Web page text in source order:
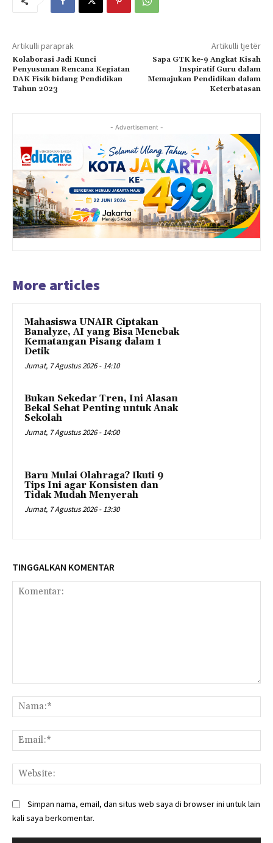
Artikulli paraprak
Kolaborasi Jadi Kunci
Penyusunan Rencana Kegiatan
DAK Fisik bidang Pendidikan
Tahun 2023
Artikulli tjetër
Sapa GTK ke-9 Angkat Kisah
Inspiratif Guru dalam
Memajukan Pendidikan dalam
Keterbatasan
- Advertisement -
More articles
Mahasiswa UNAIR Ciptakan
Banalyze, AI yang Bisa Menebak
Kematangan Pisang dalam 1
Detik
Jumat, 7 Agustus 2026 - 14:10
Bukan Sekedar Tren, Ini Alasan
Bekal Sehat Penting untuk Anak
Sekolah
Jumat, 7 Agustus 2026 - 14:00
Baru Mulai Olahraga? Ikuti 9
Tips Ini agar Konsisten dan
Tidak Mudah Menyerah
Jumat, 7 Agustus 2026 - 13:30
TINGGALKAN KOMENTAR
Simpan nama, email, dan situs web saya di browser ini untuk lain
kali saya berkomentar.